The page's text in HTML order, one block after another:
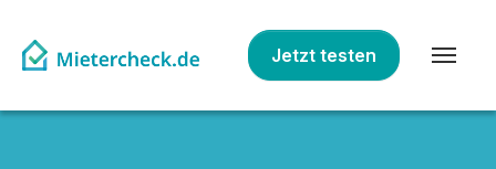
Jetzt testen